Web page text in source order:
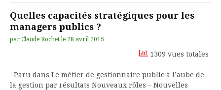
Quelles capacités stratégiques pour les
managers publics ?
par Claude Rochet le 28 avril 2015
1309 vues totales
Paru dans Le métier de gestionnaire public à l’aube de
la gestion par résultats Nouveaux rôles – Nouvelles